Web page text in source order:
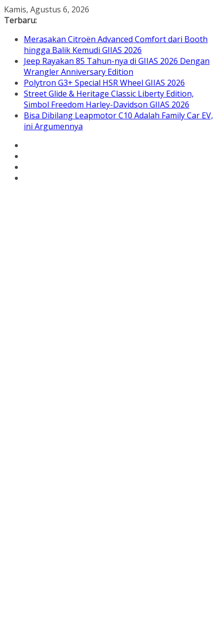
Skip
to
Kamis, Agustus 6, 2026
Terbaru:
Merasakan Citroën Advanced Comfort dari Booth
hingga Balik Kemudi GIIAS 2026
Jeep Rayakan 85 Tahun-nya di GIIAS 2026 Dengan
Wrangler Anniversary Edition
Polytron G3+ Special HSR Wheel GIIAS 2026
Street Glide & Heritage Classic Liberty Edition,
Simbol Freedom Harley-Davidson GIIAS 2026
Bisa Dibilang Leapmotor C10 Adalah Family Car EV,
ini Argumennya